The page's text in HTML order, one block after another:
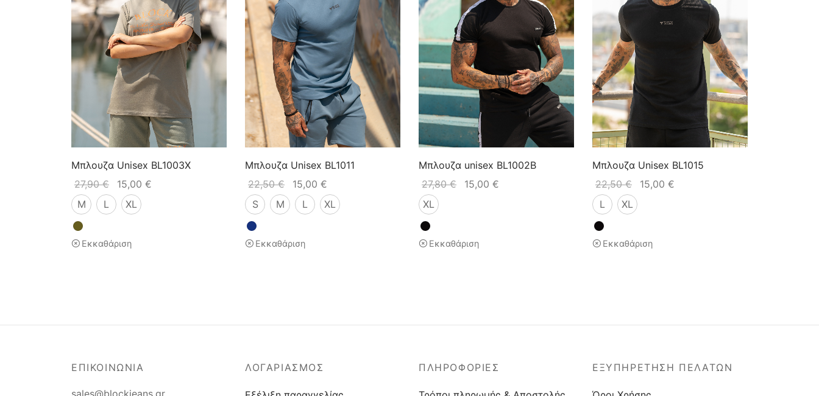
Μπλουζα Unisex BL1003X
27,90€ 15,00 €
M
L XL
Εκκαθάριση
Μπλουζα Unisex BL1011
22,50€ 15,00 €
S
M L XL
Εκκαθάριση
Μπλουζα unisex BL1002B
27,80€ 15,00 €
XL
Εκκαθάριση
Μπλουζα Unisex BL1015
22,50€ 15,00 €
L
XL
Εκκαθάριση
ΕΠΙΚΟΙΝΩΝΙΑ
sales@blockjeans.gr
ΛΟΓΑΡΙΑΣΜΟΣ ΠΛΗΡΟΦΟΡΙΕΣ ΕΞΥΠΗΡΕΤΗΣΗ ΠΕΛΑΤΩΝ